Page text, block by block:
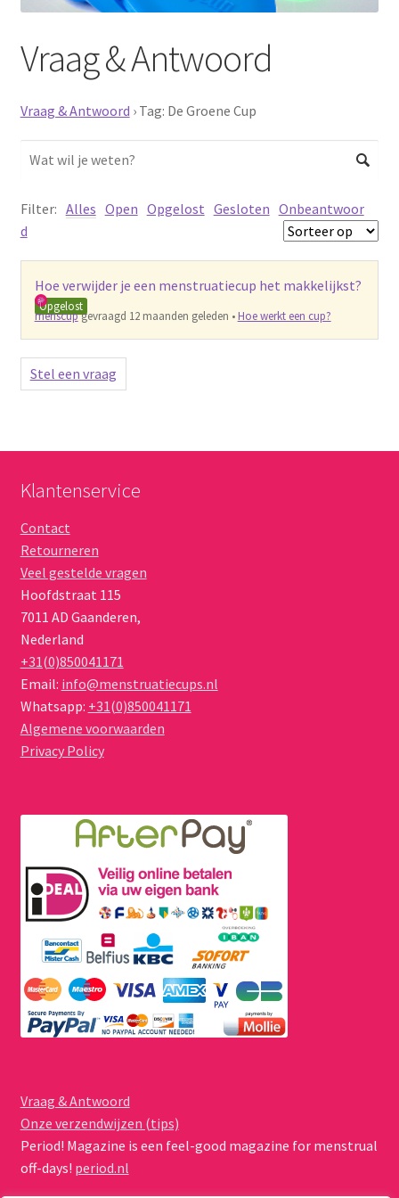
Voordeelpakketten
Proefpakketten
wat je nog meer wil weten
Vraag & Antwoord
Vraag & Antwoord › Tag: De Groene Cup
Filter: Alles Open Opgelost Gesloten Onbeantwoor
d
Hoe verwijder je een menstruatiecup het makkelijkst?
Opgelost
menscupgevraagd 12 maanden geleden • Hoe werkt een cup?
Stel een vraag
Klantenservice
Contact
Retourneren
Veel gestelde vragen
Hoofdstraat 115
7011 AD Gaanderen,
Nederland
+31(0)850041171
Email: info@menstruatiecups.nl
Whatsapp: +31(0)850041171
Algemene voorwaarden
Privacy Policy
Vraag & Antwoord
Onze verzendwijzen (tips)
Period! Magazine is een feel-good magazine for menstrual
off-days! period.nl